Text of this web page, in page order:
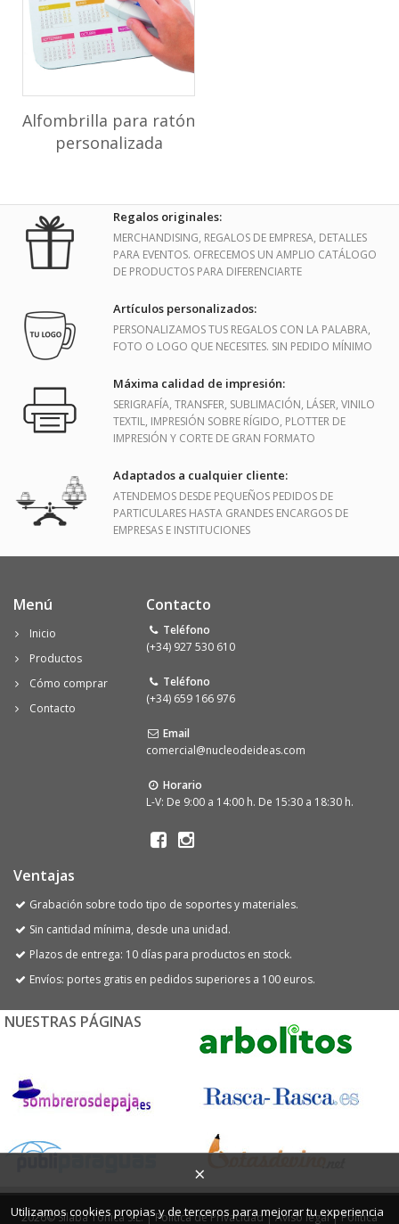
Alfombrilla para ratón
personalizada
Regalos originales:
MERCHANDISING, REGALOS DE EMPRESA, DETALLES
PARA EVENTOS. OFRECEMOS UN AMPLIO CATÁLOGO
DE PRODUCTOS PARA DIFERENCIARTE
Artículos personalizados:
PERSONALIZAMOS TUS REGALOS CON LA PALABRA,
FOTO O LOGO QUE NECESITES. SIN PEDIDO MÍNIMO
Máxima calidad de impresión:
SERIGRAFÍA, TRANSFER, SUBLIMACIÓN, LÁSER, VINILO
TEXTIL, IMPRESIÓN SOBRE RÍGIDO, PLOTTER DE
IMPRESIÓN Y CORTE DE GRAN FORMATO
Adaptados a cualquier cliente:
ATENDEMOS DESDE PEQUEÑOS PEDIDOS DE
PARTICULARES HASTA GRANDES ENCARGOS DE
EMPRESAS E INSTITUCIONES
Menú
Inicio
Productos
Cómo comprar
Contacto
Contacto
Teléfono
(+34) 927 530 610
Teléfono
(+34) 659 166 976
Email
comercial@nucleodeideas.com
Horario
L-V: De 9:00 a 14:00 h. De 15:30 a 18:30 h.
Ventajas
Grabación sobre todo tipo de soportes y materiales.
Sin cantidad mínima, desde una unidad.
Plazos de entrega: 10 días para productos en stock.
Envíos: portes gratis en pedidos superiores a 100 euros.
NUESTRAS PÁGINAS
2026© Sílaba Tónica S.L. |Política de Privacidad|Aviso legal|Política
Utilizamos cookies propias y de terceros para mejorar tu experiencia
×